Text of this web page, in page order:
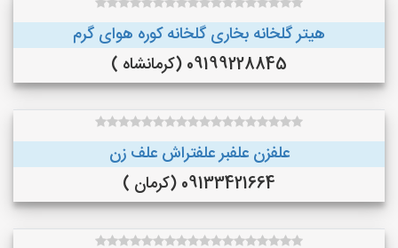
هیتر گلخانه بخاری گلخانه کوره هوای گرم
09199228845 (کرمانشاه )
علفزن علفبر علفتراش علف زن
09133421664 (کرمان )